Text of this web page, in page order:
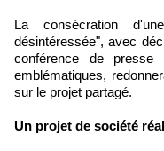
La consécration
désintéressée", avec
conférence de presse
emblématiques,
sur le projet partagé.
Un projet de société